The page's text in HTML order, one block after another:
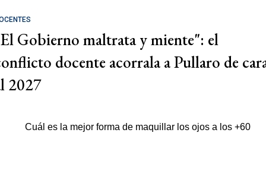
Gobierno maltrata y miente": el
docente acorrala a Pullaro de
2027